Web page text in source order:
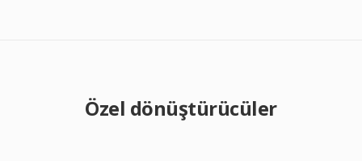
Özel dönüştürücüler